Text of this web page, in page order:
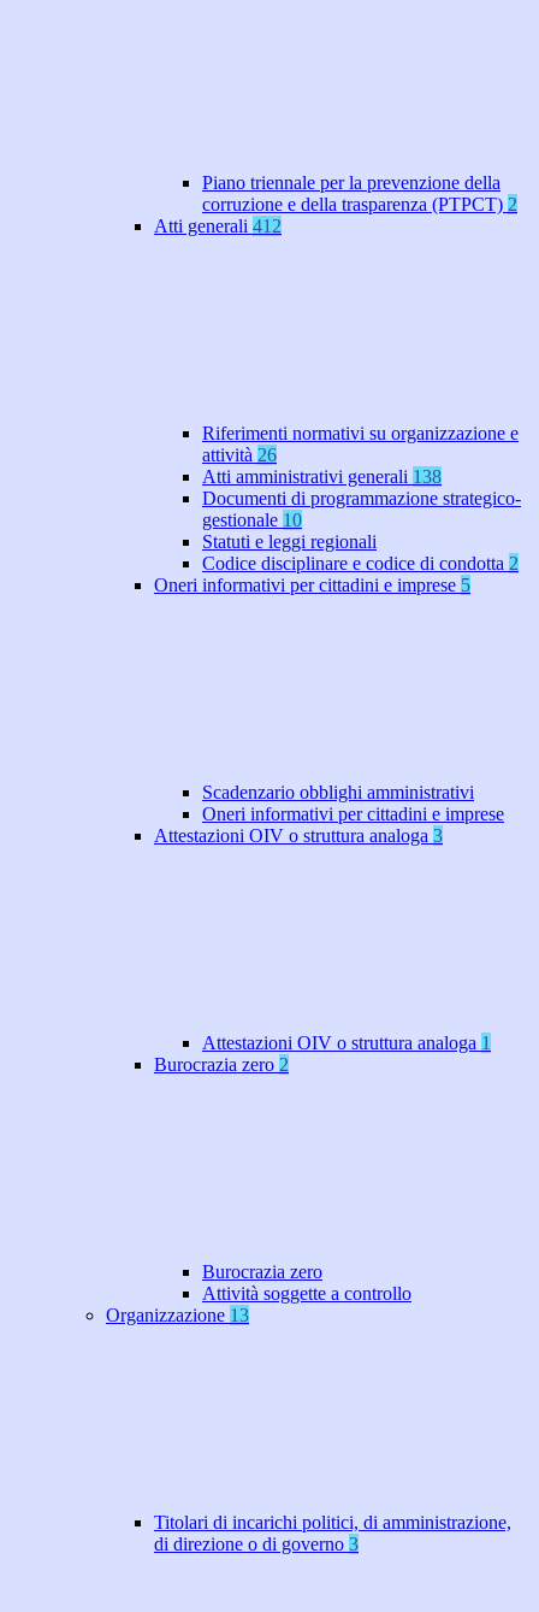
Piano triennale per la prevenzione della
corruzione e della trasparenza (PTPCT) 2
Atti generali 412
Riferimenti normativi su organizzazione e
attività 26
Atti amministrativi generali 138
Documenti di programmazione strategico-
gestionale 10
Statuti e leggi regionali
Codice disciplinare e codice di condotta 2
Oneri informativi per cittadini e imprese 5
Scadenzario obblighi amministrativi
Oneri informativi per cittadini e imprese
Attestazioni OIV o struttura analoga 3
Attestazioni OIV o struttura analoga 1
Burocrazia zero 2
Burocrazia zero
Attività soggette a controllo
Organizzazione 13
Titolari di incarichi politici, di amministrazione,
di direzione o di governo 3